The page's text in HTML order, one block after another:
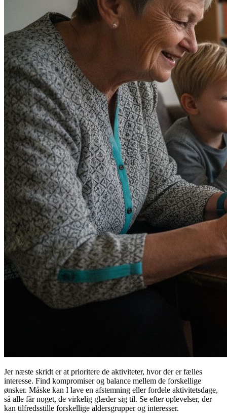
Jer næste skridt er at prioritere de aktiviteter, hvor der er fælles
interesse. Find kompromiser og balance mellem de forskellige
ønsker. Måske kan I lave en afstemning eller fordele aktivitetsdage,
så alle får noget, de virkelig glæder sig til. Se efter oplevelser, der
kan tilfredsstille forskellige aldersgrupper og interesser.